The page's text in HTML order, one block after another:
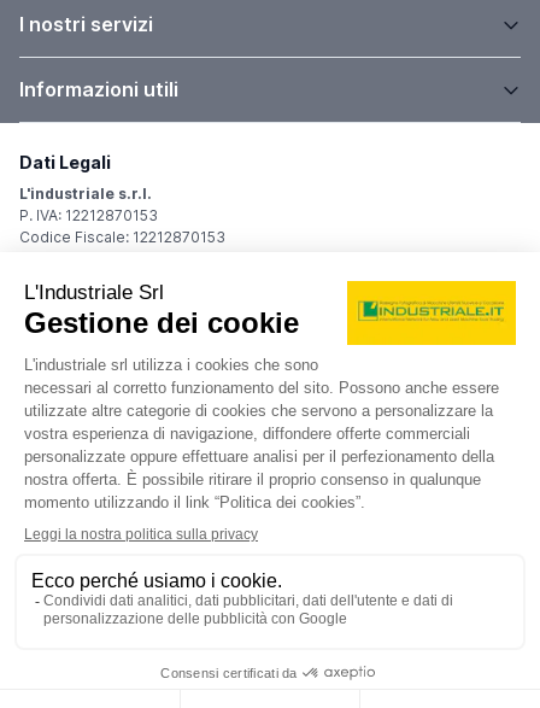
I nostri servizi
Informazioni utili
Dati Legali
L'industriale s.r.l.
P. IVA: 12212870153
Codice Fiscale: 12212870153
Sede Legale
Via Carlo Dolci, 32
20148 Milano (MI)
Italy
Registro Imprese
Iscrizione R.I.: 12212870153
REA: MI-1539011
Capitale sociale: Euro 10.400,00 i.v.
Contatti
info@industriale.it
PEC:industriale@pec.industriale.it
02 8969 3116
Informativa privacy - Cookie
| Condizioni di navigazione